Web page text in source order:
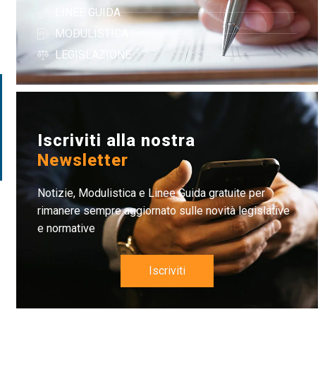
LINEE GUIDA
MODULISTICA
LEGISLAZIONE
Iscriviti alla nostra
Newsletter
Notizie, Modulistica e Linee Guida gratuite per
rimanere sempre aggiornato sulle novità legislative
e normative
Iscriviti